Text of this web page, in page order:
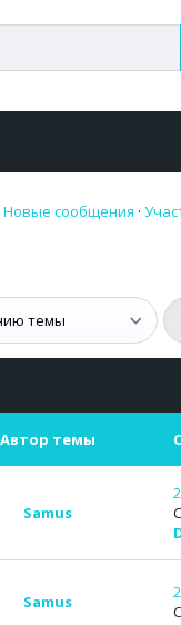
Новые сообщения ·
Автор темы
Samus
Samus